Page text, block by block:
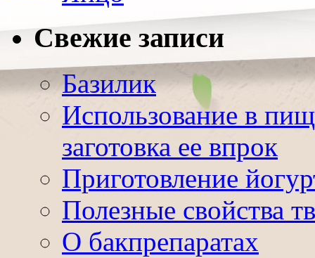
Свежие записи
Базилик
Использование в
заготовка ее впрок
Приготовление
Полезные свойства
О бакпрепаратах